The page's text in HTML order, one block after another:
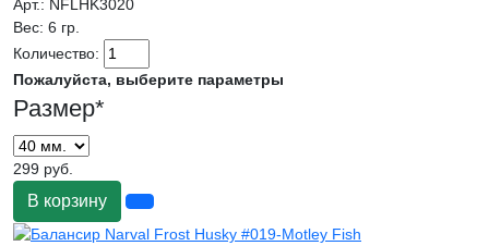
Арт.: NFLHK3020
Вес: 6 гр.
Количество:
Пожалуйста, выберите параметры
Размер*
299 руб.
В корзину